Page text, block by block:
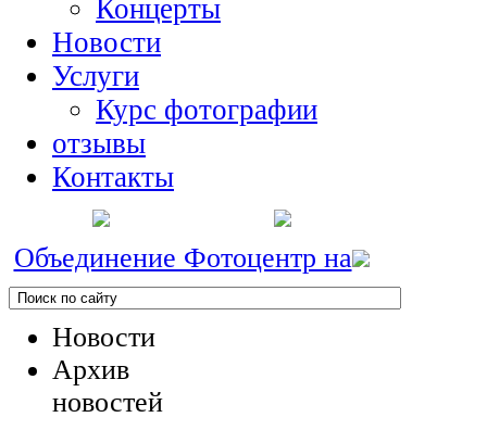
Концерты
Новости
Услуги
Курс фотографии
отзывы
Контакты
Объединение Фотоцентр на
Новости
Архив
новостей